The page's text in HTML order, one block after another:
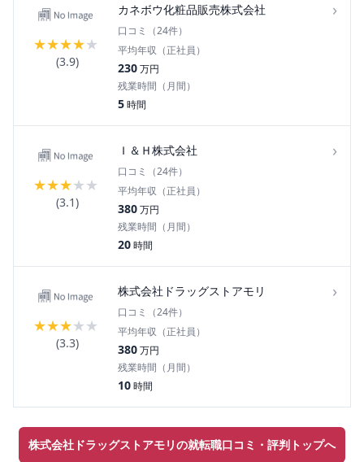
★★★★★
(3.9)
カネボウ化粧品販売株式会社 ›
口コミ（24件）
平均年収（正社員）
230万円
残業時間（月間）
5時間
★★★★★
(3.1)
Ｉ＆Ｈ株式会社 ›
口コミ（24件）
平均年収（正社員）
380万円
残業時間（月間）
20時間
★★★★★
(3.3)
株式会社ドラッグストアモリ ›
口コミ（24件）
平均年収（正社員）
380万円
残業時間（月間）
10時間
株式会社ドラッグストアモリの就転職口コミ・評判トップへ